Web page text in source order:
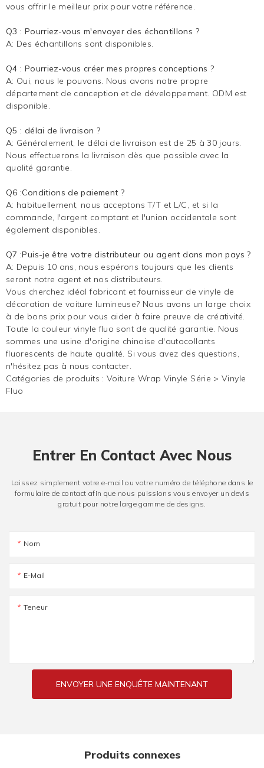
vous offrir le meilleur prix pour votre référence.
Q3 : Pourriez-vous m'envoyer des échantillons ?
A: Des échantillons sont disponibles.
Q4 : Pourriez-vous créer mes propres conceptions ?
A: Oui, nous le pouvons. Nous avons notre propre
département de conception et de développement. ODM est
disponible.
Q5 : délai de livraison ?
A: Généralement, le délai de livraison est de 25 à 30 jours.
Nous effectuerons la livraison dès que possible avec la
qualité garantie.
Q6 :Conditions de paiement ?
A: habituellement, nous acceptons T/T et L/C, et si la
commande, l'argent comptant et l'union occidentale sont
également disponibles.
Q7 :Puis-je être votre distributeur ou agent dans mon pays ?
A: Depuis 10 ans, nous espérons toujours que les clients
seront notre agent et nos distributeurs.
Vous cherchez idéal fabricant et fournisseur de vinyle de
décoration de voiture lumineuse? Nous avons un large choix
à de bons prix pour vous aider à faire preuve de créativité.
Toute la couleurvinyle fluo sont de qualité garantie. Nous
sommes une usine d'origine chinoise d'autocollants
fluorescents de haute qualité. Si vous avez des questions,
n'hésitez pas à nous contacter.
Catégories de produits : Voiture Wrap Vinyle Série >Vinyle
Fluo
Entrer En Contact Avec Nous
Laissez simplement votre e-mail ou votre numéro de téléphone dans le
formulaire de contact afin que nous puissions vous envoyer un devis
gratuit pour notre large gamme de designs.
Nom
E-Mail
Teneur
ENVOYER UNE ENQUÊTE MAINTENANT
Produits connexes